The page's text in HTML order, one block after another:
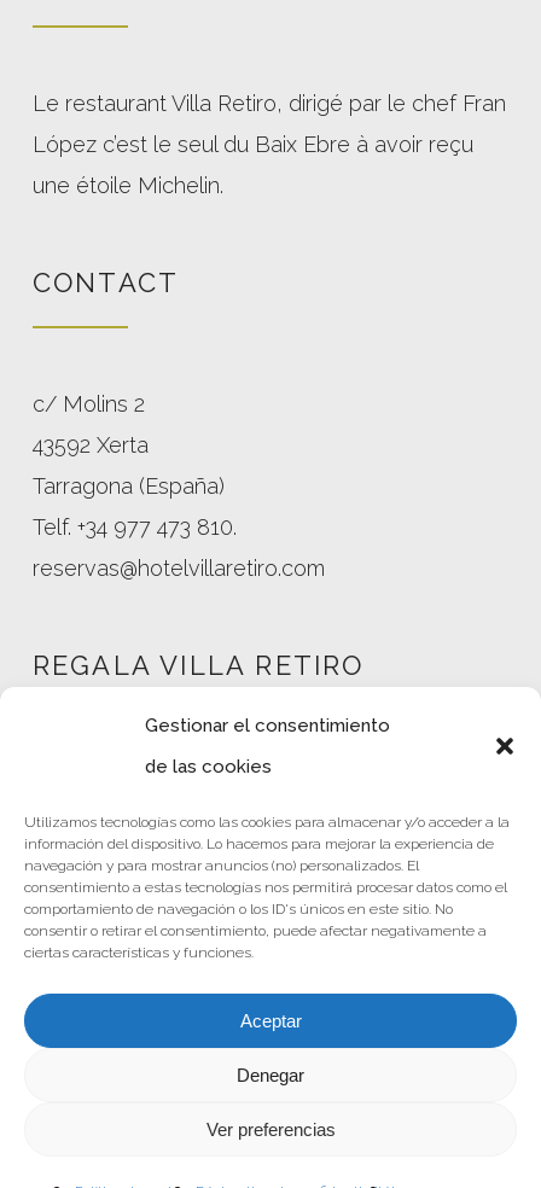
Gestionar el consentimiento
de las cookies
Utilizamos tecnologías como las cookies para almacenar y/o acceder a la
información del dispositivo. Lo hacemos para mejorar la experiencia de
navegación y para mostrar anuncios (no) personalizados. El
consentimiento a estas tecnologías nos permitirá procesar datos como el
comportamiento de navegación o los ID's únicos en este sitio. No
consentir o retirar el consentimiento, puede afectar negativamente a
ciertas características y funciones.
Aceptar
Denegar
Ver preferencias
Le restaurant Villa Retiro, dirigé par le chef Fran
López c’est le seul du Baix Ebre à avoir reçu
une étoile Michelin.
CONTACT
c/ Molins 2
43592 Xerta
Tarragona (España)
Telf. +34 977 473 810.
reservas@hotelvillaretiro.com
REGALA VILLA RETIRO
Tienda
Política de privacidad
Nota Legal
Términos y condiciones